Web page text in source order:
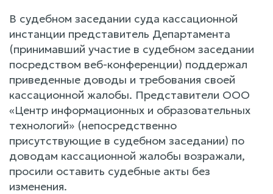
В судебном заседании суда кассационной
инстанции представитель Департамента
(принимавший участие в судебном заседании
посредством веб-конференции) поддержал
приведенные доводы и требования своей
кассационной жалобы. Представители ООО
«Центр информационных и образовательных
технологий» (непосредственно
присутствующие в судебном заседании) по
доводам кассационной жалобы возражали,
просили оставить судебные акты без
изменения.